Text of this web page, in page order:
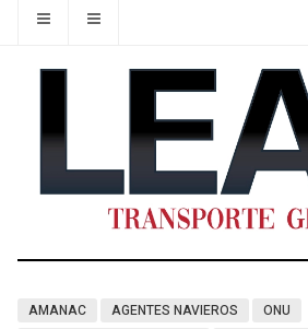
AMANAC AGENTES NAVIEROS
ONU